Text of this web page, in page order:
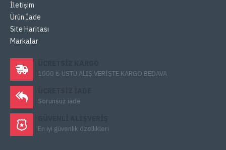
İletişim
Ürün İade
Site Haritası
Markalar
1000 ₺ ÜSTÜ ALIŞ VERİŞTE KARGO BEDAVA
Sorunsuz iade
En iyi güvenlik özellikleri